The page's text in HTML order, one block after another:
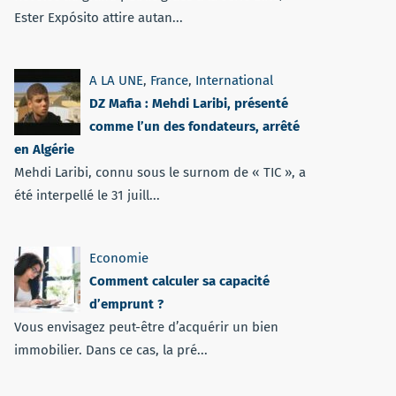
Ester Expósito attire autan...
A LA UNE, France, International
DZ Mafia : Mehdi Laribi, présenté
comme l’un des fondateurs, arrêté
en Algérie
Mehdi Laribi, connu sous le surnom de « TIC », a
été interpellé le 31 juill...
Economie
Comment calculer sa capacité
d’emprunt ?
Vous envisagez peut-être d’acquérir un bien
immobilier. Dans ce cas, la pré...